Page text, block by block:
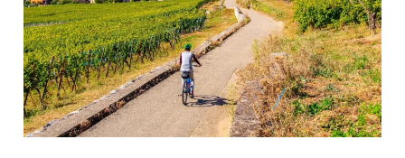
cyclotourisme
pour
choisir
le
voyage
à
vélo